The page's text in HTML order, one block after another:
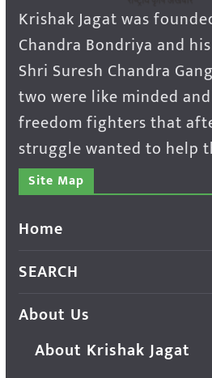
Krishak Jagat was
Chandra Bondriya and
Shri Suresh Chandra
two were like minded
freedom fighters that
struggle wanted to help
Site Map
Home
SEARCH
About Us
About Krishak Jagat